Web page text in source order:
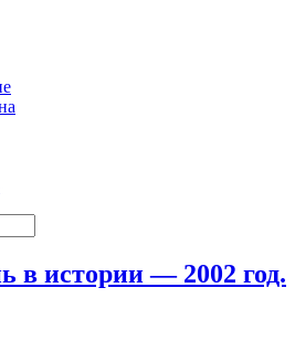
в истории — 2002 год.